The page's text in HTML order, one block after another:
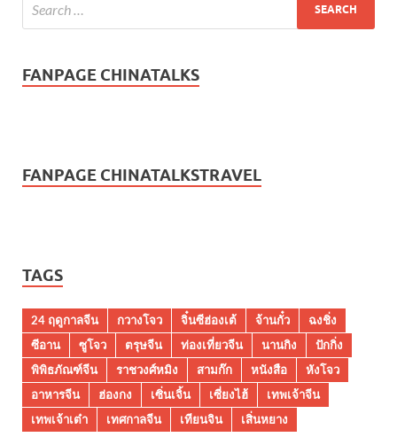
FANPAGE CHINATALKS
FANPAGE CHINATALKSTRAVEL
TAGS
24 ฤดูกาลจีน กวางโจว จิ๋นซีฮ่องเต้ จ้านกั๋ว
ฉงชิ่ง
ซีอาน
ซูโจว ตรุษจีน ท่องเที่ยวจีน นานกิง
ปักกิ่ง
พิพิธภัณฑ์จีน
ราชวงศ์หมิง สามก๊ก หนังสือ
หังโจว
อาหารจีน
ฮ่องกง เซิ่นเจิ้น เซี่ยงไฮ้
เทพเจ้าจีน
เทพเจ้าเต๋า
เทศกาลจีน เทียนจิน เสิ่นหยาง